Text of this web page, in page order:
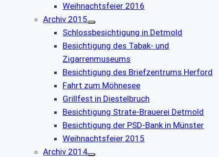
Weihnachtsfeier 2016
Archiv 2015
Schlossbesichtigung in Detmold
Besichtigung des Tabak- und
Zigarrenmuseums
Besichtigung des Briefzentrums Herford
Fahrt zum Möhnesee
Grillfest in Diestelbruch
Besichtigung Strate-Brauerei Detmold
Besichtigung der PSD-Bank in Münster
Weihnachtsfeier 2015
Archiv 2014